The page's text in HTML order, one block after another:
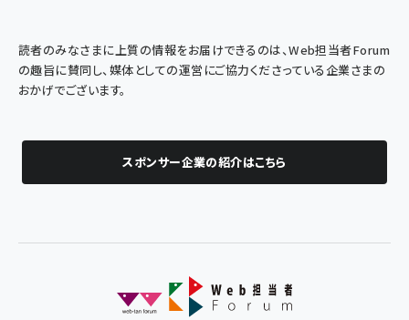
読者のみなさまに上質の情報をお届けできるのは、Web担当者Forum
の趣旨に賛同し、媒体としての運営にご協力くださっている企業さまの
おかげでございます。
スポンサー企業の紹介はこちら